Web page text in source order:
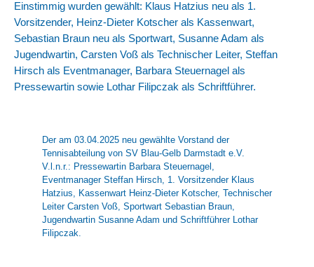
Einstimmig wurden gewählt: Klaus Hatzius neu als 1.
Vorsitzender, Heinz-Dieter Kotscher als Kassenwart,
Sebastian Braun neu als Sportwart, Susanne Adam als
Jugendwartin, Carsten Voß als Technischer Leiter, Steffan
Hirsch als Eventmanager, Barbara Steuernagel als
Pressewartin sowie Lothar Filipczak als Schriftführer.
Der am 03.04.2025 neu gewählte Vorstand der
Tennisabteilung von SV Blau-Gelb Darmstadt e.V.
V.l.n.r.: Pressewartin Barbara Steuernagel,
Eventmanager Steffan Hirsch, 1. Vorsitzender Klaus
Hatzius, Kassenwart Heinz-Dieter Kotscher, Technischer
Leiter Carsten Voß, Sportwart Sebastian Braun,
Jugendwartin Susanne Adam und Schriftführer Lothar
Filipczak.